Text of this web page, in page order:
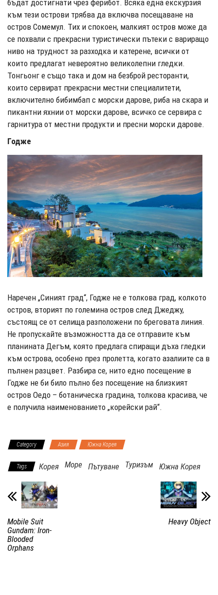
бъдат достигнати чрез ферибот. Всяка една екскурзия
към тези острови трябва да включва посещаване на
остров Сомемул. Тих и спокоен, малкият остров може да
се похвали с прекрасни туристически пътеки с вариращо
ниво на трудност за разходка и катерене, всички от
които предлагат невероятно великолепни гледки.
Тонгьонг е също така и дом на безброй ресторанти,
които сервират прекрасни местни специалитети,
включително бибимбап с морски дарове, риба на скара и
пикантни яхнии от морски дарове, всичко се сервира с
гарнитура от местни продукти и пресни морски дарове.
Годже
Наречен „Синият град“, Годже не е толкова град, колкото
остров, вторият по големина остров след Джеджу,
състоящ се от селища разположени по бреговата линия.
Не пропускайте възможността да се отправите към
планината Дегъм, която предлага спиращи дъха гледки
към острова, особено през пролетта, когато азалиите са в
пълнен разцвет. Разбира се, нито едно посещение в
Годже не би било пълно без посещение на близкият
остров Оедо – ботаническа градина, толкова красива, че
е получила наименованието „корейски рай“.
Category Азия Южна Корея
Tags Корея Море Пътуване Туризъм Южна Корея
Mobile Suit
Gundam: Iron-
Blooded
Orphans
Heavy Object